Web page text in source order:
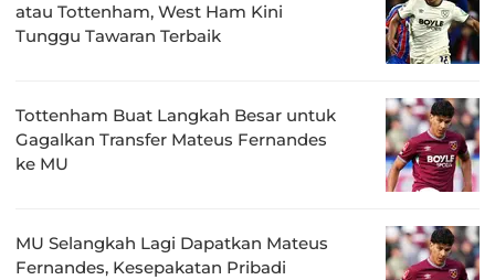
atau Tottenham, West Ham Kini
Tunggu Tawaran Terbaik
Tottenham Buat Langkah Besar untuk
Gagalkan Transfer Mateus Fernandes
ke MU
MU Selangkah Lagi Dapatkan Mateus
Fernandes, Kesepakatan Pribadi